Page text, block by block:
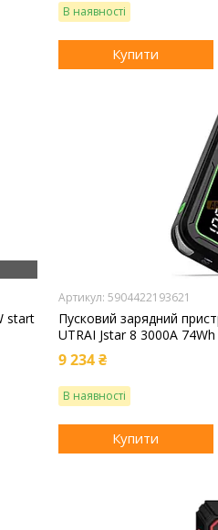
В наявності
Купити
start
5904422193621
Пусковий зарядний
UTRAI Jstar 8 3000A
9 234 ₴
В наявності
Купити